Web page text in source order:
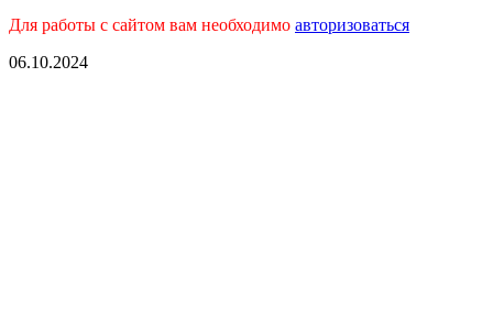
Для работы с сайтом вам необходимо авторизоваться
06.10.2024